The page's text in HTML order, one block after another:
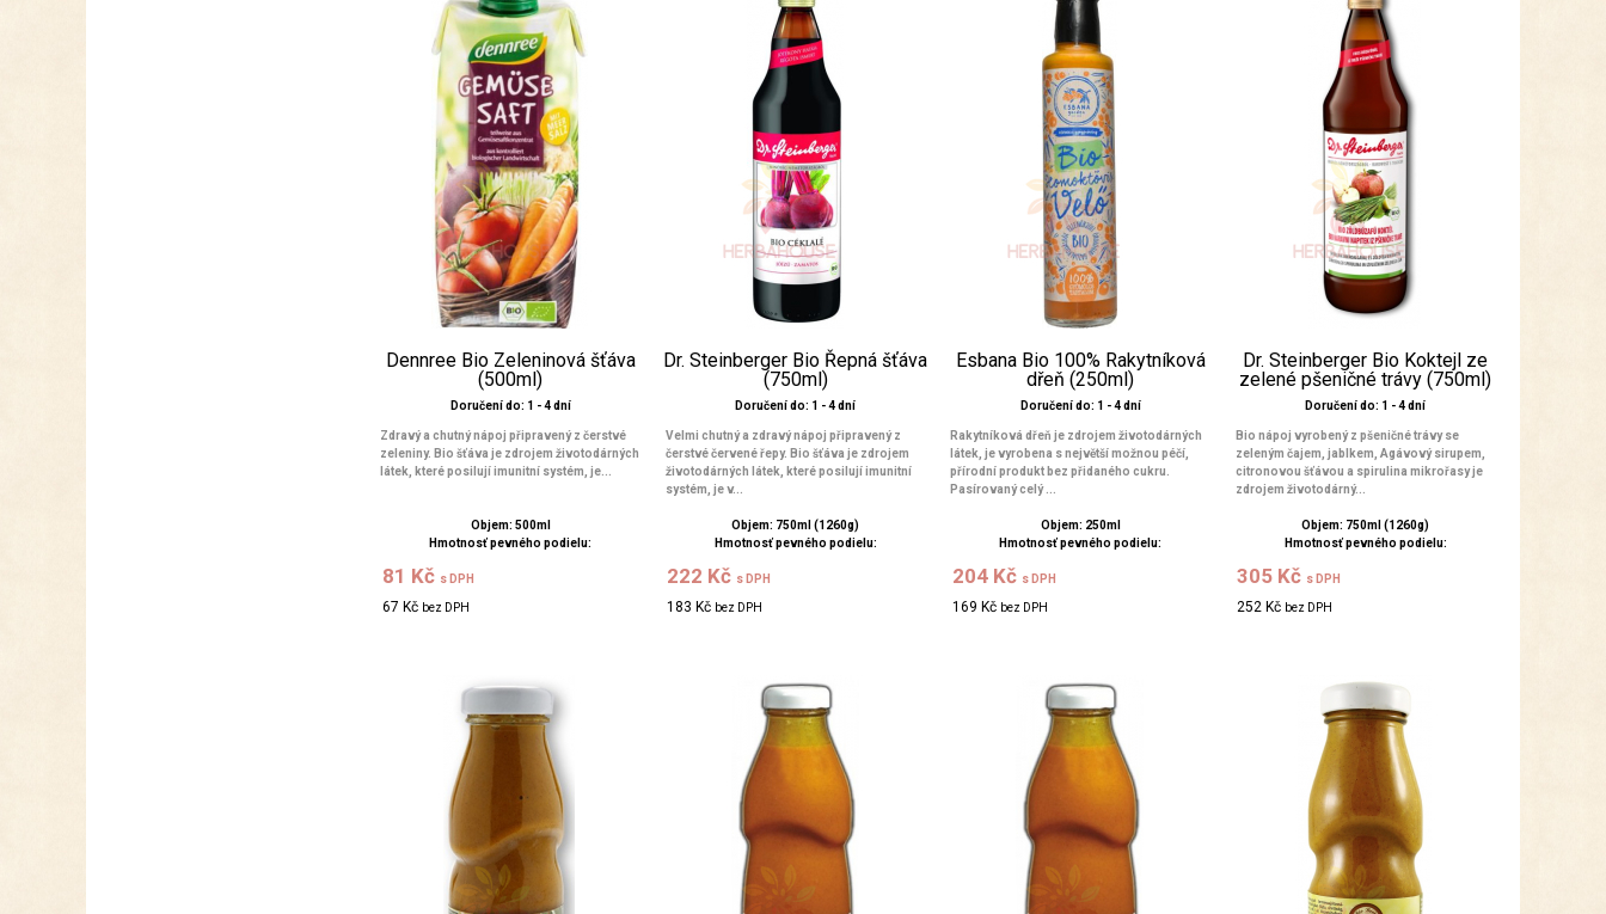
Dennree Bio Zeleninová šťáva
(500ml)
Doručení do: 1 - 4 dní
Zdravý a chutný nápoj připravený z čerstvé
zeleniny. Bio šťáva je zdrojem životodárných
látek, které posilují imunitní systém, je...
Objem: 500ml
Hmotnosť pevného podielu:
81 Kč s DPH
67 Kč bez DPH
Dr. Steinberger Bio Řepná šťáva
(750ml)
Doručení do: 1 - 4 dní
Velmi chutný a zdravý nápoj připravený z
čerstvé červené řepy. Bio šťáva je zdrojem
životodárných látek, které posilují imunitní
systém, je v...
Objem: 750ml (1260g)
Hmotnosť pevného podielu:
222 Kč s DPH
183 Kč bez DPH
Esbana Bio 100% Rakytníková
dřeň (250ml)
Doručení do: 1 - 4 dní
Rakytníková dřeň je zdrojem životodárných
látek, je vyrobena s největší možnou péčí,
přírodní produkt bez přidaného cukru.
Pasírovaný celý ...
Objem: 250ml
Hmotnosť pevného podielu:
204 Kč s DPH
169 Kč bez DPH
Dr. Steinberger Bio Koktejl ze
zelené pšeničné trávy (750ml)
Doručení do: 1 - 4 dní
Bio nápoj vyrobený z pšeničné trávy se
zeleným čajem, jablkem, Agávový sirupem,
citronovou šťávou a spirulina mikrořasy je
zdrojem životodárný...
Objem: 750ml (1260g)
Hmotnosť pevného podielu:
305 Kč s DPH
252 Kč bez DPH